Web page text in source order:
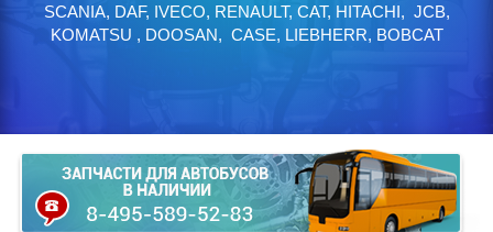
SCANIA, DAF, IVECO, RENAULT, CAT, HITACHI, JCB,
KOMATSU , DOOSAN, CASE, LIEBHERR, BOBCAT